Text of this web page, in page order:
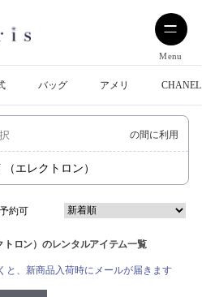
Menu
バッグ アメリ CHANEL
の間に利用
エレクトロン）
約可
ロン）のレンタルアイテム一覧
と、新商品入荷時にメールが届きます